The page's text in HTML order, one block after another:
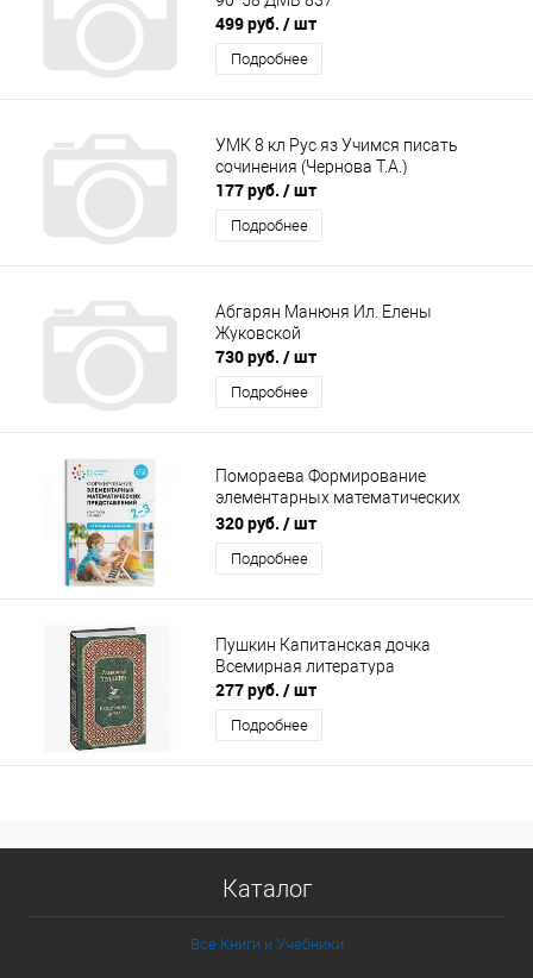
499 руб. / шт
Подробнее
УМК 8 кл Рус яз Учимся писать
сочинения (Чернова Т.А.)
177 руб. / шт
Подробнее
Абгарян Манюня Ил. Елены
Жуковской
730 руб. / шт
Подробнее
Помораева Формирование
элементарных математических
представлений 2-3 года
320 руб. / шт
Подробнее
Пушкин Капитанская дочка
Всемирная литература
277 руб. / шт
Подробнее
Каталог
Все Книги и Учебники